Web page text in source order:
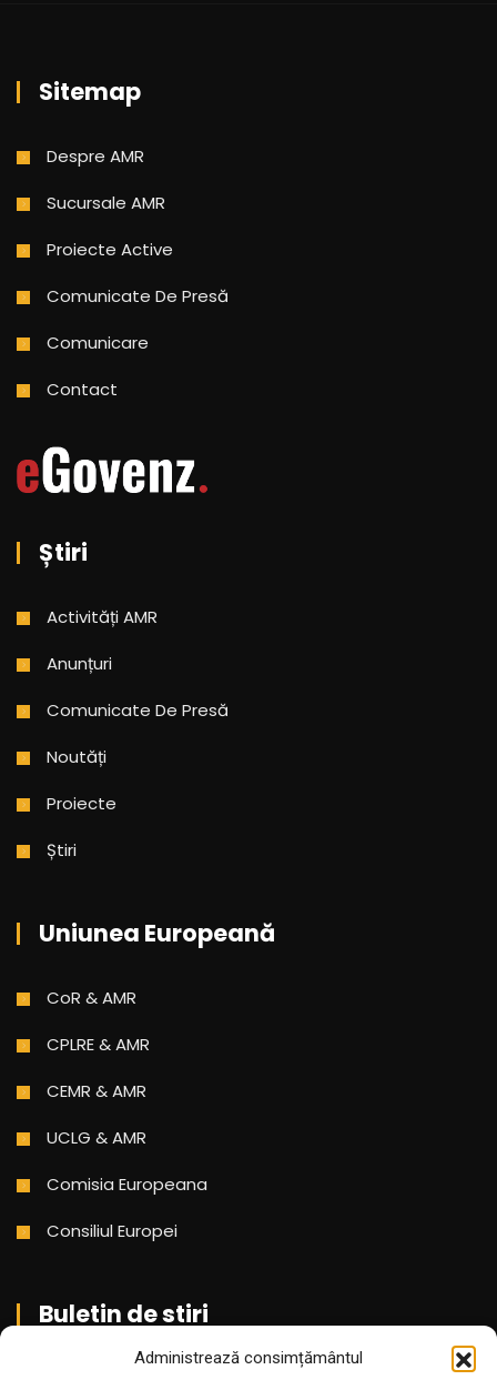
Administrează consimțământul
Sitemap
Despre AMR
Sucursale AMR
Proiecte Active
Comunicate De Presă
Comunicare
Contact
Știri
Activități AMR
Anunțuri
Comunicate De Presă
Noutăți
Proiecte
Știri
Uniunea Europeană
CoR & AMR
CPLRE & AMR
CEMR & AMR
UCLG & AMR
Comisia Europeana
Consiliul Europei
Buletin de stiri
Aboneaza-te pentru a primi cele mai noi stiri din partea